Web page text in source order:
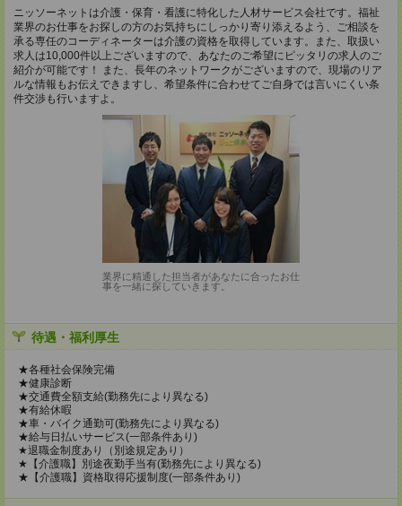
ニッソーネットは介護・保育・看護に特化した人材サービス会社です。福祉
業界のお仕事をお探しの方のお気持ちにしっかり寄り添えるよう、ご相談を
承る専任のコーディネーターは介護の資格を取得しています。また、取扱い
求人は10,000件以上ございますので、あなたのご希望にピッタリの求人のご
紹介が可能です！ また、長年のネットワークがございますので、現場のリア
ルな情報もお伝えできますし、希望条件に合わせてご自身では言いにくい条
件交渉も行いますよ。
業界に精通した担当者があなたに合ったお仕
事を一緒に探していきます。
待遇・福利厚生
★各種社会保険完備
★健康診断
★交通費全額支給(勤務先により異なる)
★有給休暇
★車・バイク通勤可(勤務先により異なる)
★給与日払いサービス(一部条件あり)
★退職金制度あり（別途規定あり）
★【介護職】別途夜勤手当有(勤務先により異なる)
★【介護職】資格取得応援制度(一部条件あり)